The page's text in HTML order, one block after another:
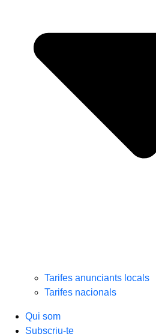
Tarifes anunciants locals
Tarifes nacionals
Qui som
Subscriu-te